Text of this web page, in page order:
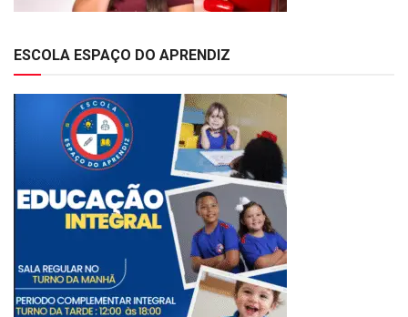
ESCOLA ESPAÇO DO APRENDIZ